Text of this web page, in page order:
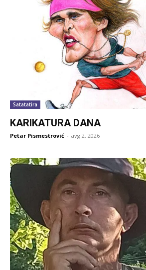
Satatatira
KARIKATURA DANA
Petar Pismestrović - avg 2, 2026